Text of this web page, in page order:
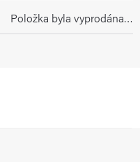
Položka byla vyprodána…